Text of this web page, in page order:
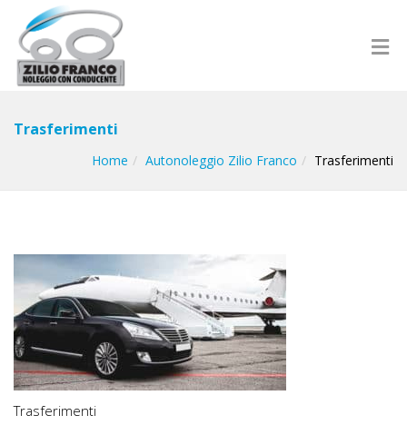
Trasferimenti
Home Autonoleggio Zilio Franco Trasferimenti
Trasferimenti